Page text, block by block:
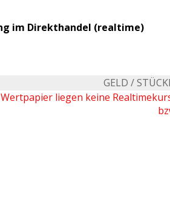
im Direkthandel (realtime)
GELD /
liegen keine